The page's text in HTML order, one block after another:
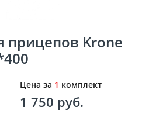
прицепов Krone
Цена за 1 комплект
1 750 руб.